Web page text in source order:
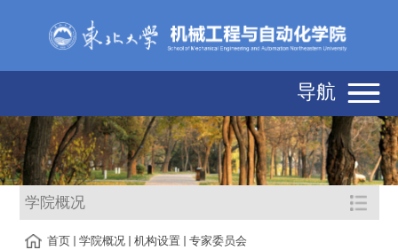
导航
学院概况
首页 学院概况 机构设置 专家委员会